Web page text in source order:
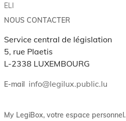
ELI
NOUS CONTACTER
Service central de législation
5, rue Plaetis
L-2338 LUXEMBOURG
E-mail info@legilux.public.lu
My LegiBox, votre espace personnel.